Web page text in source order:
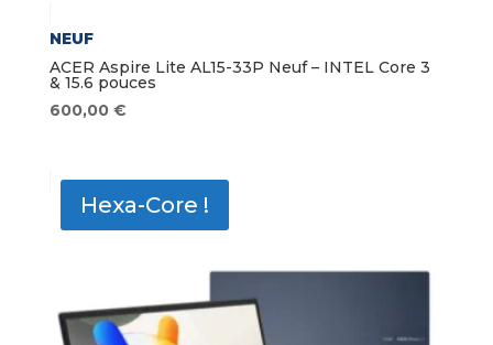
NEUF
ACER Aspire Lite AL15-33P Neuf – INTEL Core 3
& 15.6 pouces
600,00 €
Hexa-Core !